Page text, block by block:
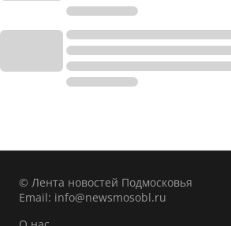
© Лента новостей Подмосковья
Email: info@newsmosobl.ru